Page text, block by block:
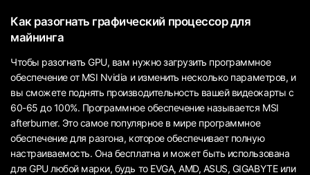
Как разогнать графический процессор для
майнинга
Чтобы разогнать GPU, вам нужно загрузить программное
обеспечение от MSI Nvidia и изменить несколько параметров, и
вы сможете поднять производительность вашей видеокарты с
60-65 до 100%. Программное обеспечение называется MSI
afterburner. Это самое популярное в мире программное
обеспечение для разгона, которое обеспечивает полную
настраиваемость. Она бесплатна и может быть использована
для GPU любой марки, будь то EVGA, AMD, ASUS, GIGABYTE или